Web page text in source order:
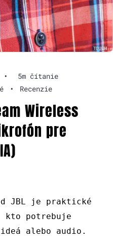
•
5m čítanie
• Recenzie
Wireless
pre
JB L je praktické
kto potrebuje
alebo audio.